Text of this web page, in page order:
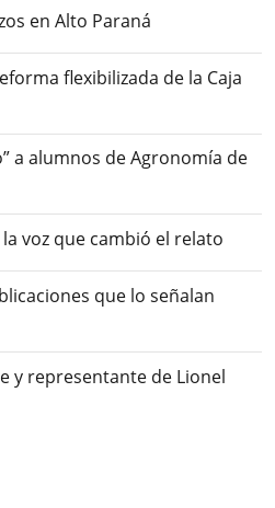
en Alto Paraná
flexibilizada de la Caja
a alumnos de Agronomía de
voz que cambió el relato
que lo señalan
y representante de Lionel